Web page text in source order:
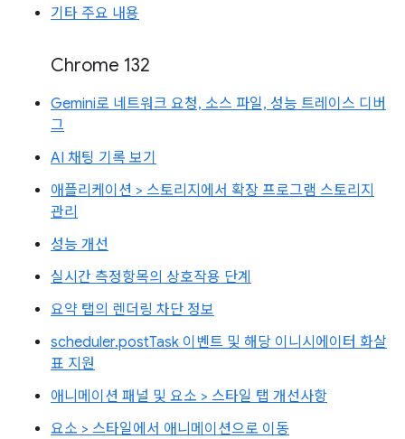
기타 주요 내용
Chrome 132
Gemini로 네트워크 요청, 소스 파일, 성능 트레이스 디버
그
AI 채팅 기록 보기
애플리케이션 > 스토리지에서 확장 프로그램 스토리지
관리
성능 개선
실시간 측정항목의 상호작용 단계
요약 탭의 렌더링 차단 정보
scheduler.postTask 이벤트 및 해당 이니시에이터 화살
표 지원
애니메이션 패널 및 요소 > 스타일 탭 개선사항
요소 > 스타일에서 애니메이션으로 이동